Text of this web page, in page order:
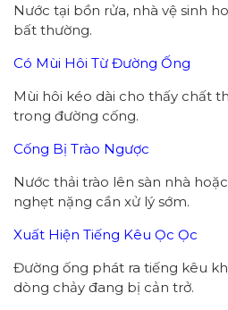
Nước tại bồn rửa, nhà vệ sinh
bất thường.
Có Mùi Hôi Từ Đường Ống
Mùi hôi kéo dài cho thấy chất
trong đường cống.
Cống Bị Trào Ngược
Nước thải trào lên sàn nhà
nghẹt nặng cần xử lý sớm.
Xuất Hiện Tiếng Kêu Ọc Ọc
Đường ống phát ra tiếng kêu
dòng chảy đang bị cản trở.